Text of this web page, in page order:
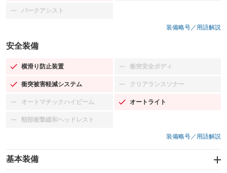
パークアシスト
：装備なし
装備略号／用語解説
安全装備
横滑り防止装置
：装備あり 衝突安全ボディ
：装備なし
衝突被害軽減システム
：装備あり クリアランスソナー
：装備なし
オートマチックハイビーム
：装備なし オートライト
：装備あり
頸部衝撃緩和ヘッドレスト
：装備なし
装備略号／用語解説
基本装備